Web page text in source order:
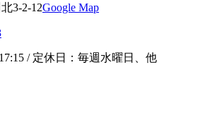
3-2-12Google Map
/ 定休日：毎週水曜日、他